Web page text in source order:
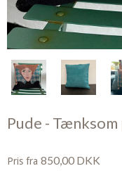
Pude - Tænksom
Pris fra 850,00 DKK